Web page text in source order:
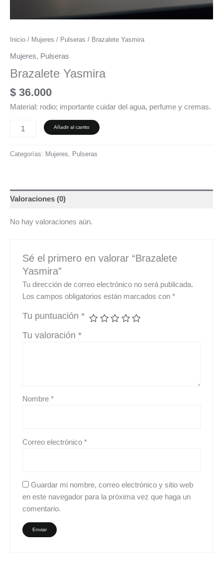
Inicio / Mujeres / Pulseras / Brazalete Yasmira
Mujeres, Pulseras
Brazalete Yasmira
$ 36.000
Material: rodio; importante cuidar del agua, perfume y cremas.
Añadir al carrito
Categorías: Mujeres, Pulseras
Valoraciones (0)
No hay valoraciones aún.
Sé el primero en valorar “Brazalete
Yasmira”
Tu dirección de correo electrónico no será publicada.
Los campos obligatorios están marcados con*
Tu puntuación*
Tu valoración*
Nombre*
Correo electrónico*
Guardar mi nombre, correo electrónico y sitio web
en este navegador para la próxima vez que haga un
comentario.